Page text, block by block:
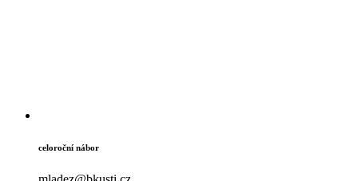
celoroční nábor